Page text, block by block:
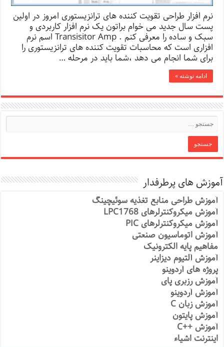
نرم افزار طراحی تقویت کننده های ترانزیستوری امروز در اولین
پست سال جدید می خوام براتون یک نرم افزار کاربردی و
سبک و ساده را معرفی کنم . Transisitor Amp اسم نرم
افزاری است که محاسبات تقویت کننده های ترانزیستوری را
برای شما انجام می دهد ،شما باید در مرحله …
ادامه نوشته »
آموزش های پرطرفدار
آموزش طراحی منابع تغذیه سوئیچینگ
آموزش میکروکنترلرهای LPC1768
آموزش میکروکنترلرهای PIC
آموزش اتوماسیون صنعتی
مفاهیم پایه الکترونیک
آموزش آلتیوم دیزاینر
پروژه های آردوینو
آموزش رزبری پای
آموزش آردوینو
آموزش زبان C
آموزش پایتون
آموزش ++C
اینترنت اشیاء